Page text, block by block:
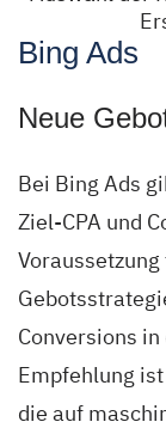
Bing Ads
Neue
Bei Bing Ads
Ziel-CPA und
Conversions
Empfehlung
die auf